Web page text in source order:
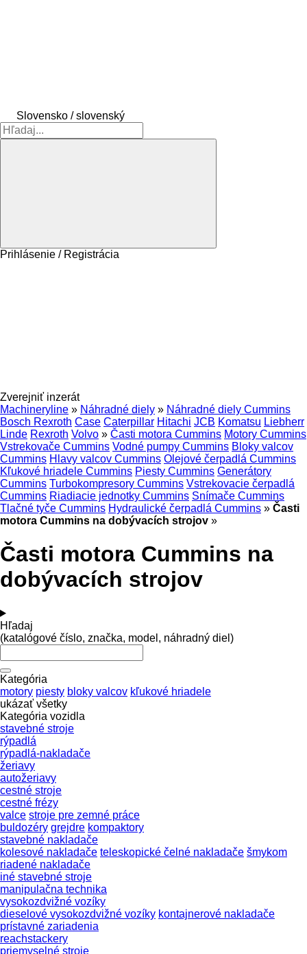
Slovensko / slovenský
Prihlásenie / Registrácia
Zverejniť inzerát
Machineryline » Náhradné diely » Náhradné diely Cummins
Bosch Rexroth Case Caterpillar Hitachi JCB Komatsu Liebherr
Linde Rexroth Volvo » Časti motora Cummins Motory Cummins
Vstrekovače Cummins Vodné pumpy Cummins Bloky valcov
Cummins Hlavy valcov Cummins Olejové čerpadlá Cummins
Kľukové hriadele Cummins Piesty Cummins Generátory
Cummins Turbokompresory Cummins Vstrekovacie čerpadlá
Cummins Riadiacie jednotky Cummins Snímače Cummins
Tlačné tyče Cummins Hydraulické čerpadlá Cummins » Časti
motora Cummins na dobývacích strojov »
Časti motora Cummins na
dobývacích strojov
Hľadaj
(katalógové číslo, značka, model, náhradný diel)
Kategória
motory piesty bloky valcov kľukové hriadele
ukázať všetky
Kategória vozidla
stavebné stroje
rýpadlá
rýpadlá-nakladače
žeriavy
autožeriavy
cestné stroje
cestné frézy
valce stroje pre zemné práce
buldozéry grejdre kompaktory
stavebné nakladače
kolesové nakladače teleskopické čelné nakladače šmykom
riadené nakladače
iné stavebné stroje
manipulačna technika
vysokozdvižné vozíky
dieselové vysokozdvižné vozíky kontajnerové nakladače
prístavné zariadenia
reachstackery
priemyselné stroje